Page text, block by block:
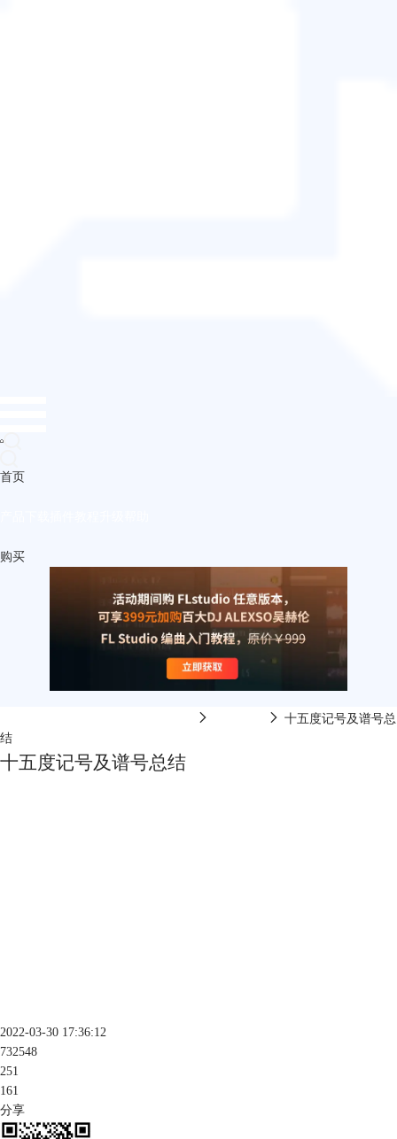
首页
购买
十五度记号及谱号总
结
十五度记号及谱号总结
2022-03-30 17:36:12
732548
251
161
分享